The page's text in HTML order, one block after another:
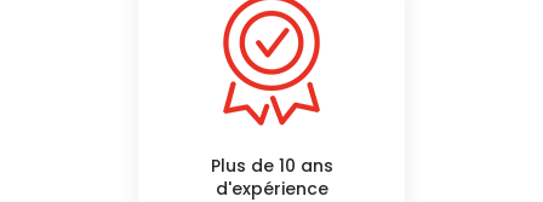
Plus de 10 ans
d'expérience